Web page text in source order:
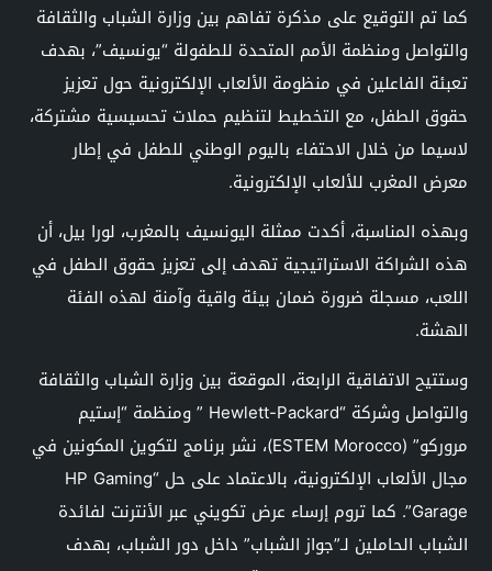
كما تم التوقيع على مذكرة تفاهم بين وزارة الشباب والثقافة
والتواصل ومنظمة الأمم المتحدة للطفولة “يونسيف”، بهدف
تعبئة الفاعلين في منظومة الألعاب الإلكترونية حول تعزيز
حقوق الطفل، مع التخطيط لتنظيم حملات تحسيسية مشتركة،
لاسيما من خلال الاحتفاء باليوم الوطني للطفل في إطار
معرض المغرب للألعاب الإلكترونية.
وبهذه المناسبة، أكدت ممثلة اليونسيف بالمغرب، لورا بيل، أن
هذه الشراكة الاستراتيجية تهدف إلى تعزيز حقوق الطفل في
اللعب، مسجلة ضرورة ضمان بيئة واقية وآمنة لهذه الفئة
الهشة.
وستتيح الاتفاقية الرابعة، الموقعة بين وزارة الشباب والثقافة
والتواصل وشركة “Hewlett-Packard ” ومنظمة “إستيم
مروركو” (ESTEM Morocco)، نشر برنامج لتكوين المكونين في
مجال الألعاب الإلكترونية، بالاعتماد على حل “HP Gaming
Garage”. كما تروم إرساء عرض تكويني عبر الأنترنت لفائدة
الشباب الحاملين لـ”جواز الشباب” داخل دور الشباب، بهدف